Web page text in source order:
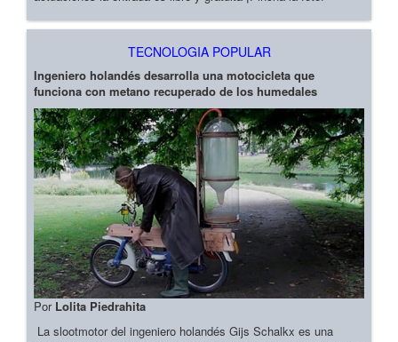
TECNOLOGIA POPULAR
Ingeniero holandés desarrolla una motocicleta que
funciona con metano recuperado de los humedales
Por Lolita Piedrahita
La slootmotor del ingeniero holandés Gijs Schalkx es una